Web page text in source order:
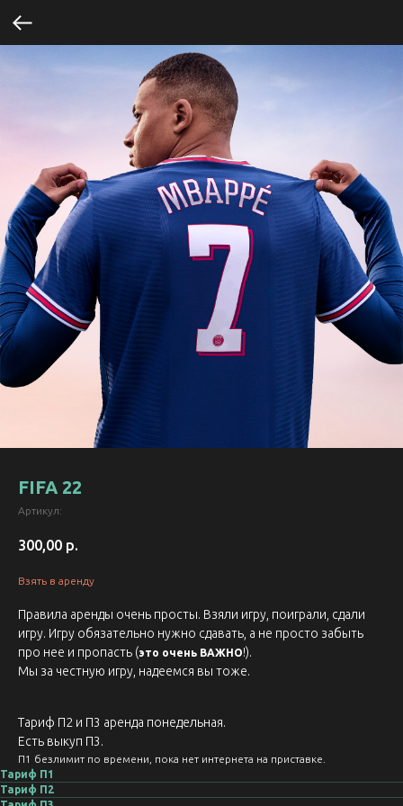
FIFA 22
Артикул:
300,00 р.
Взять в аренду
Правила аренды очень просты. Взяли игру, поиграли, сдали
игру. Игру обязательно нужно сдавать, а не просто забыть
про нее и пропасть (это очень ВАЖНО!).
Мы за честную игру, надеемся вы тоже.
Тариф П2 и П3 аренда понедельная.
Есть выкуп П3.
П1 безлимит по времени, пока нет интернета на приставке.
Тариф П1
Тариф П2